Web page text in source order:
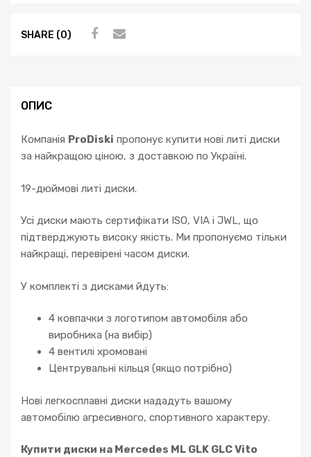
SHARE (0)
ОПИС
Компанія ProDiski пропонує купити нові литі диски
за найкращою ціною, з доставкою по Україні.
19-дюймові литі диски.
Усі диски мають сертифікати ISO, VIA і JWL, що
підтверджують високу якість. Ми пропонуємо тільки
найкращі, перевірені часом диски.
У комплекті з дисками йдуть:
4 ковпачки з логотипом автомобіля або
виробника (на вибір)
4 вентилі хромовані
Центрувальні кільця (якщо потрібно)
Нові легкосплавні диски нададуть вашому
автомобілю агресивного, спортивного характеру.
Купити диски на Mercedes ML GLK GLC Vito